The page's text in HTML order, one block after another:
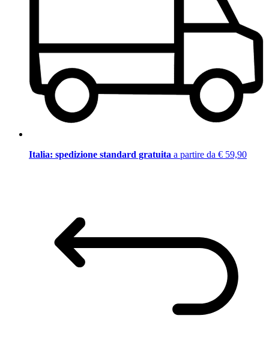
Italia: spedizione standard gratuita a partire da € 59,90